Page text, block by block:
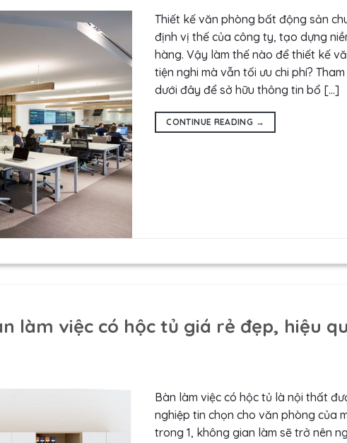
Thiết kế văn phòng bất động sản
định vị thế của công ty, tạo dựng
hàng. Vậy làm thế nào để thiết kế
tiện nghi mà vẫn tối ưu chi phí?
dưới đây để sở hữu thông tin bổ […]
CONTINUE READING →
làm việc có hộc tủ giá rẻ đẹp, hiệu
Bàn làm việc có hộc tủ là nội thất
nghiệp tin chọn cho văn phòng của
trong 1, không gian làm sẽ trở nên